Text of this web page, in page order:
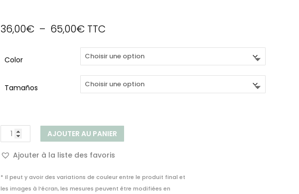
36,00€ – 65,00€Plage
prix :
36,00€
à
65,00€
TTC
Color
Tamaños
quantité
de
Nappe
Vinyle
Guadua
AJOUTER AU PANIER
Ajouter à la liste des favoris
* Il peut y avoir des variations de couleur entre le produit final et
les images à l’écran, les mesures peuvent être modifiées en